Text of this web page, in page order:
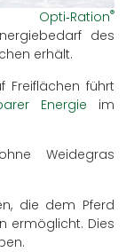
Opti‑Ration®
des
erhält.
Freiflächen führt
Energie im
Weidegras
die dem Pferd
ermöglicht. Dies